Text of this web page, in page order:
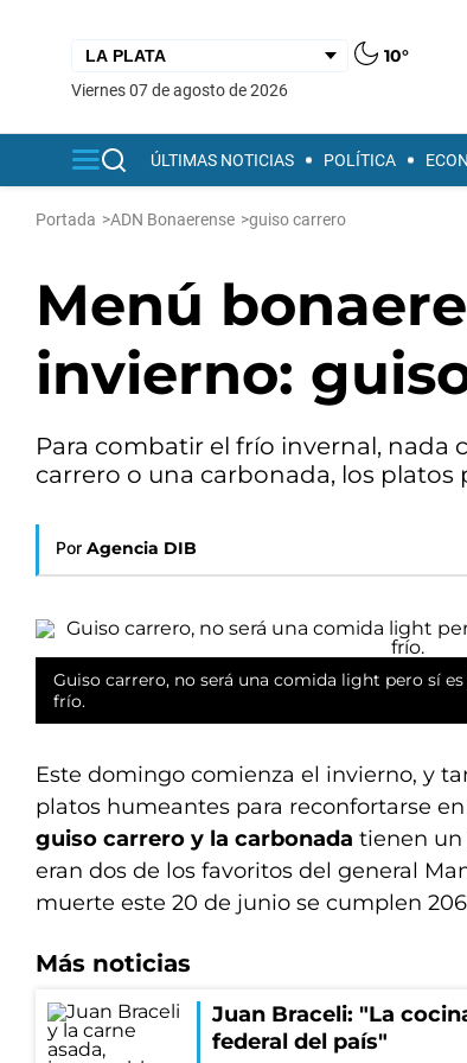
10°
viernes 07 de agosto de 2026
ÚLTIMAS NOTICIAS POLÍTICA
Portada >ADN Bonaerense >guiso carrero
Menú
invierno:
Para combatir el frío invernal, nada
carrero o una carbonada, los
Por Agencia DIB
Guiso carrero, no será una comida light pero sí
frío.
Este domingo comienza el invierno, y
platos humeantes para reconfortarse
guiso carrero y la carbonada tienen un
eran dos de los favoritos del general
muerte este 20 de junio se cumplen
Más noticias
Juan Braceli: "La
federal del país"